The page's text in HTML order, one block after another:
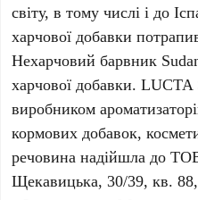
світу, в тому числі і до
харчової добавки
Нехарчовий барвник
харчової добавки. LUCTA
виробником
кормових добавок,
речовина надійшла до
Щекавицька, 30/39, кв.